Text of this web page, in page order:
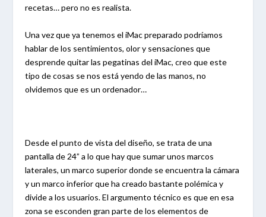
recetas… pero no es realista.
Una vez que ya tenemos el iMac preparado podríamos
hablar de los sentimientos, olor y sensaciones que
desprende quitar las pegatinas del iMac, creo que este
tipo de cosas se nos está yendo de las manos, no
olvidemos que es un ordenador…
Desde el punto de vista del diseño, se trata de una
pantalla de 24” a lo que hay que sumar unos marcos
laterales, un marco superior donde se encuentra la cámara
y un marco inferior que ha creado bastante polémica y
divide a los usuarios. El argumento técnico es que en esa
zona se esconden gran parte de los elementos de